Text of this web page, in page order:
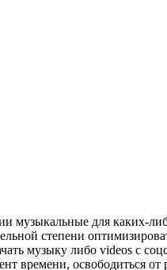
музыкальные для каких-
степени
музыку либо videos с
времени, освободиться